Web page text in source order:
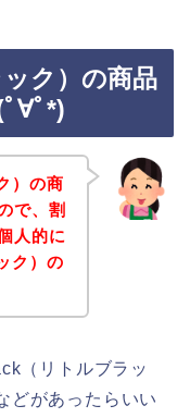
ク）の商品
∀ﾟ*)
）の商
で、割
人的に
ク）の
（リトルブラッ
どがあったらいい